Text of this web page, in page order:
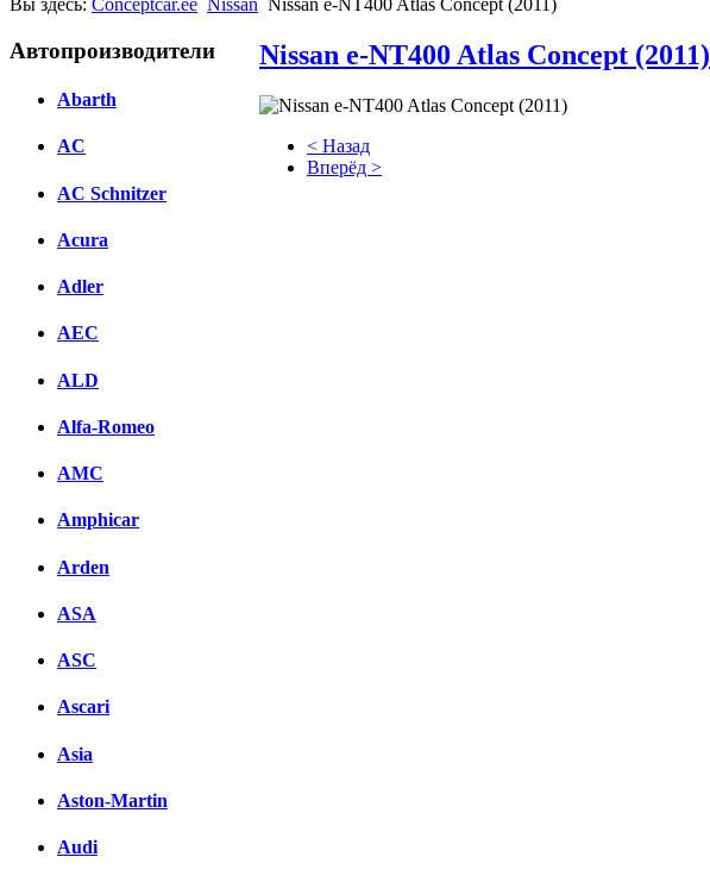
Вы здесь: Conceptcar.ee Nissan Nissan e-NT400 Atlas Concept (2011)
Автопроизводители
Abarth
AC
AC Schnitzer
Acura
Adler
AEC
ALD
Alfa-Romeo
AMC
Amphicar
Arden
ASA
ASC
Ascari
Asia
Aston-Martin
Audi
Nissan e-NT400 Atlas Concept (2011)
< Назад
Вперёд >